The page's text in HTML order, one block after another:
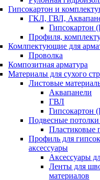
Гипсокартон и
ГКЛ, ГВЛ,
Гипсокартон
Профиля,
Комлпектующие для
Проволка
Композитная арматура
Материалы для сухого
Листовые
Аквапанели
ГВЛ
Гипсокартон
Подвесные потолки
Пластиковые
Профиль для
аксессуары
Аксессуары
Ленты для
материалов